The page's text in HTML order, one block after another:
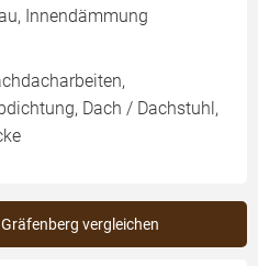
Innendämmung
Dach / Dachstuhl,
vergleichen